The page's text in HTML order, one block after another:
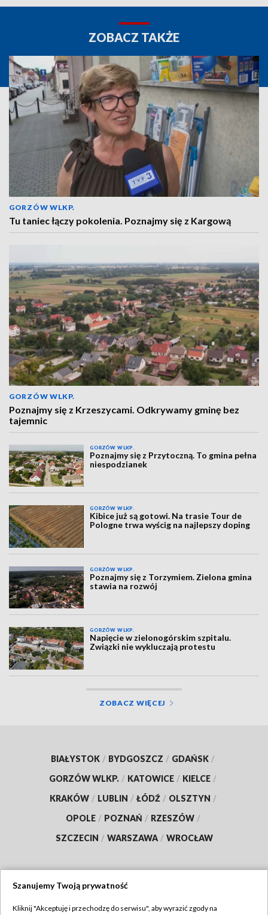
ZOBACZ TAKŻE
GORZÓW WLKP.
Tu taniec łączy pokolenia. Poznajmy się z Kargową
GORZÓW WLKP.
Poznajmy się z Krzeszycami. Odkrywamy gminę bez
tajemnic
GORZÓW WLKP.
Poznajmy się z Przytoczną. To gmina pełna
niespodzianek
GORZÓW WLKP.
Kibice już są gotowi. Na trasie Tour de
Pologne trwa wyścig na najlepszy doping
GORZÓW WLKP.
Poznajmy się z Torzymiem. Zielona gmina
stawia na rozwój
GORZÓW WLKP.
Napięcie w zielonogórskim szpitalu.
Związki nie wykluczają protestu
ZOBACZ WIĘCEJ
BIAŁYSTOK / BYDGOSZCZ / GDAŃSK /
GORZÓW WLKP. / KATOWICE / KIELCE /
KRAKÓW / LUBLIN / ŁÓDŹ / OLSZTYN /
OPOLE / POZNAŃ / RZESZÓW /
SZCZECIN / WARSZAWA / WROCŁAW
Szanujemy Twoją prywatność
Kliknij "Akceptuję i przechodzę do serwisu", aby wyrazić zgody na